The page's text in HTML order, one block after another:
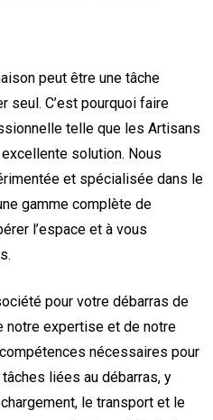
peut être une tâche
seul. C’est pourquoi faire
telle que les Artisans
solution. Nous
et spécialisée dans le
gamme complète de
l’espace et à vous
pour votre débarras de
notre expertise et de notre
nécessaires pour
liées au débarras, y
le transport et le